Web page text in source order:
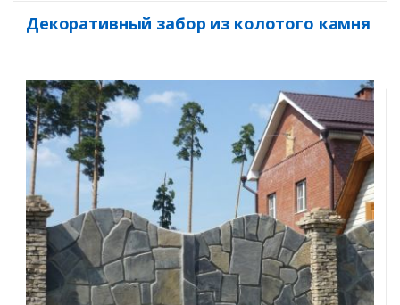
Декоративный забор из колотого камня